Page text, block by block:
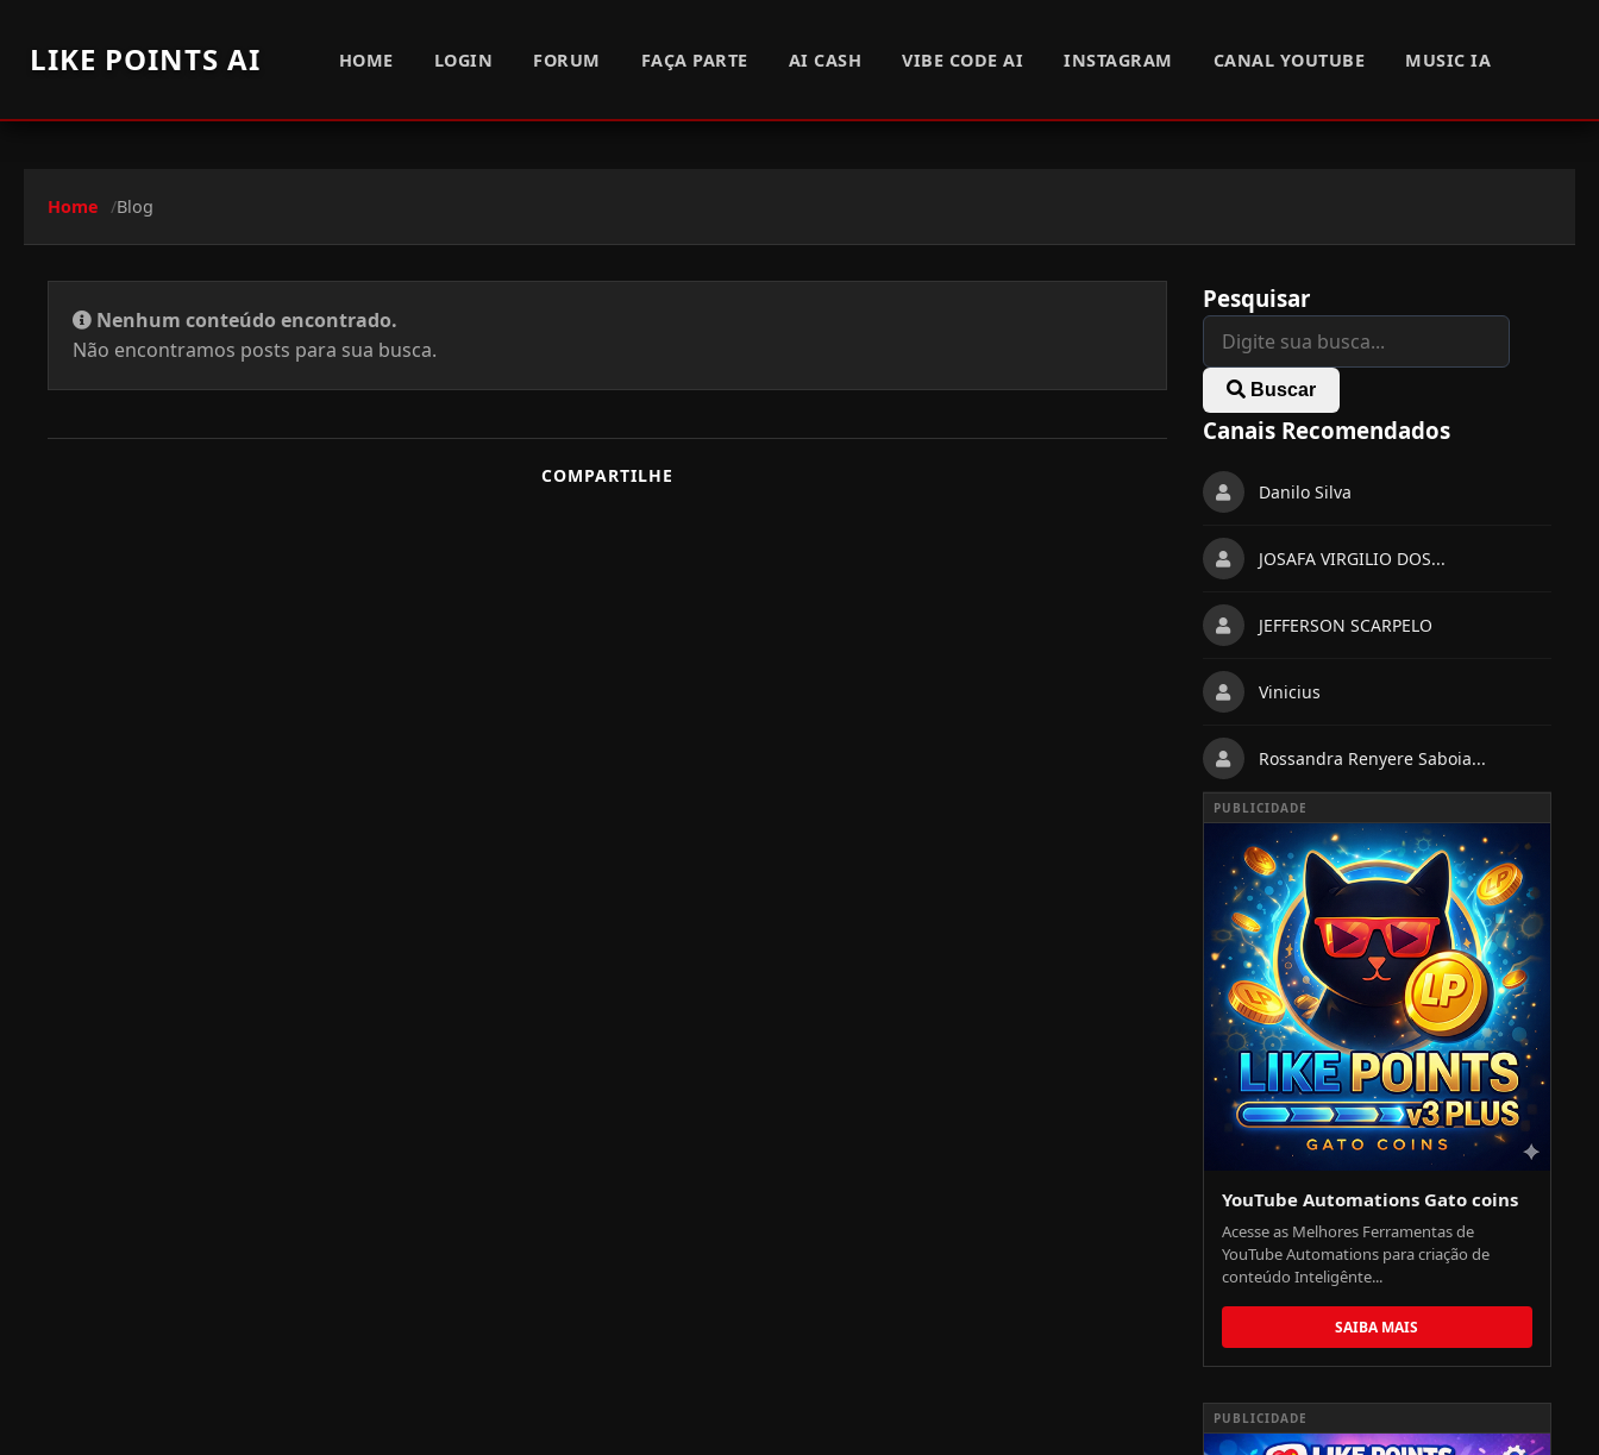
LIKE POINTS AI HOME LOGIN FORUM FAÇA PARTE AI CASH VIBE CODE AI INSTAGRAM CANAL YOUTUBE MUSIC IA
Home Blog
Nenhum conteúdo encontrado.
Não encontramos posts para sua busca.
COMPARTILHE
Pesquisar
Buscar
Canais Recomendados
Danilo Silva
JOSAFA VIRGILIO DOS...
JEFFERSON SCARPELO
Vinicius
Rossandra Renyere Saboia...
PUBLICIDADE
YouTube Automations Gato coins
Acesse as Melhores Ferramentas de
YouTube Automations para criação de
conteúdo Inteligênte...
SAIBA MAIS
PUBLICIDADE